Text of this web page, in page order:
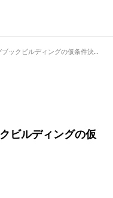
ビルディングの仮